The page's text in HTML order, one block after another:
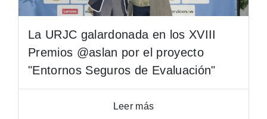
La URJC galardonada en los XVIII
Premios @aslan por el proyecto
"Entornos Seguros de Evaluación"
Leer más